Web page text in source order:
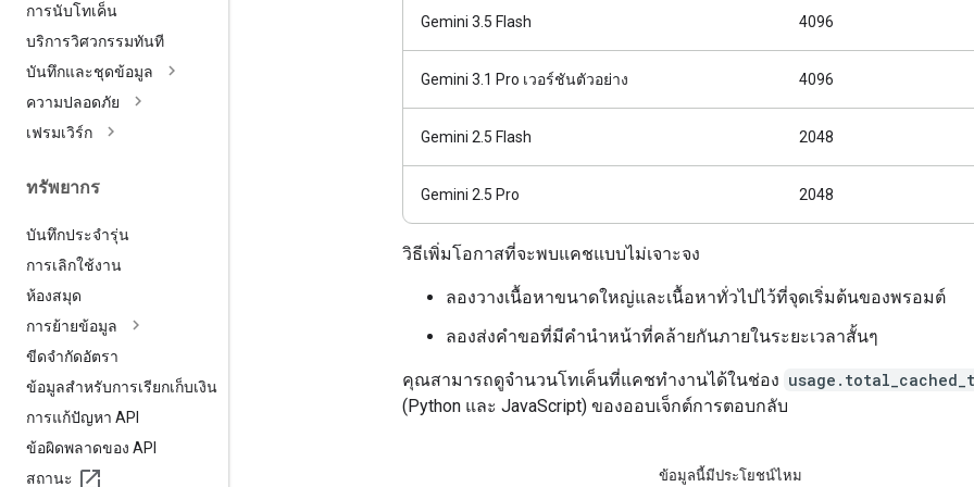
การนับโทเค็น
บริการวิศวกรรมทันที
บันทึกและชุดข้อมูล
ความปลอดภัย
เฟรมเวิร์ก
ทรัพยากร
บันทึกประจำรุ่น
การเลิกใช้งาน
ห้องสมุด
การย้ายข้อมูล
ขีดจำกัดอัตรา
ข้อมูลสำหรับการเรียกเก็บเงิน
การแก้ปัญหา API
ข้อผิดพลาดของ API
สถานะ
Gemini 3.5 Flash 4096
Gemini 3.1 Pro เวอร์ชันตัวอย่าง 4096
Gemini 2.5 Flash 2048
Gemini 2.5 Pro 2048
วิธีเพิ่มโอกาสที่จะพบแคชแบบไม่เจาะจง
ลองวางเนื้อหาขนาดใหญ่และเนื้อหาทั่วไปไว้ที่จุดเริ่มต้นของพรอมต์
ลองส่งคำขอที่มีคำนำหน้าที่คล้ายกันภายในระยะเวลาสั้นๆ
คุณสามารถดูจำนวนโทเค็นที่แคชทำงานได้ในช่อง
(Python และ JavaScript) ของออบเจ็กต์การตอบกลับ
ข้อมูลนี้มีประโยชน์ไหม